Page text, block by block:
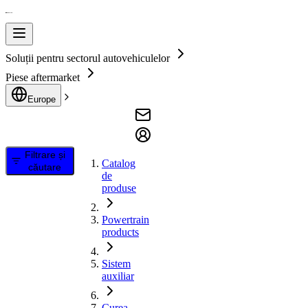
Soluții pentru sectorul autovehiculelor
Piese aftermarket
Europe
Filtrare și
căutare
Catalog
de
produse
Powertrain
products
Sistem
auxiliar